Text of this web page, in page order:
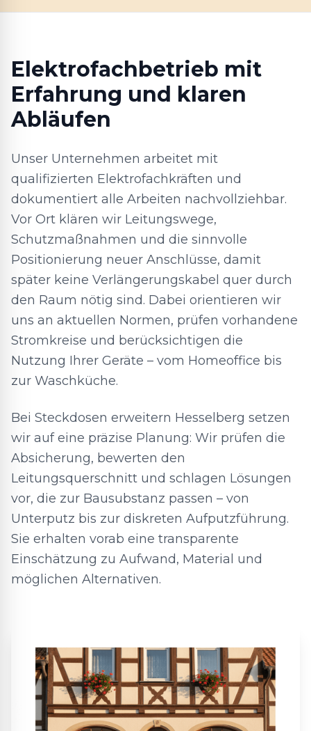
Elektrofachbetrieb mit
Erfahrung und klaren
Abläufen
Unser Unternehmen arbeitet mit
qualifizierten Elektrofachkräften und
dokumentiert alle Arbeiten nachvollziehbar.
Vor Ort klären wir Leitungswege,
Schutzmaßnahmen und die sinnvolle
Positionierung neuer Anschlüsse, damit
später keine Verlängerungskabel quer durch
den Raum nötig sind. Dabei orientieren wir
uns an aktuellen Normen, prüfen vorhandene
Stromkreise und berücksichtigen die
Nutzung Ihrer Geräte – vom Homeoffice bis
zur Waschküche.
Bei Steckdosen erweitern Hesselberg setzen
wir auf eine präzise Planung: Wir prüfen die
Absicherung, bewerten den
Leitungsquerschnitt und schlagen Lösungen
vor, die zur Bausubstanz passen – von
Unterputz bis zur diskreten Aufputzführung.
Sie erhalten vorab eine transparente
Einschätzung zu Aufwand, Material und
möglichen Alternativen.